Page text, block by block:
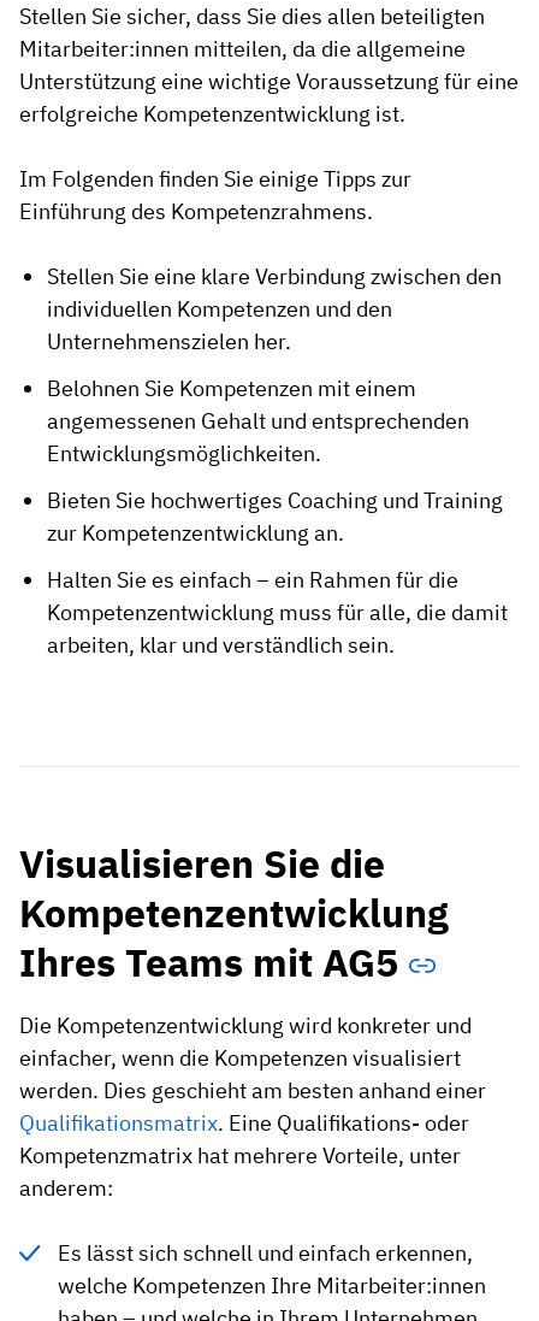
Stellen Sie sicher, dass Sie dies allen beteiligten
Mitarbeiter:innen mitteilen, da die allgemeine
Unterstützung eine wichtige Voraussetzung für eine
erfolgreiche Kompetenzentwicklung ist.
Im Folgenden finden Sie einige Tipps zur
Einführung des Kompetenzrahmens.
Stellen Sie eine klare Verbindung zwischen den
individuellen Kompetenzen und den
Unternehmenszielen her.
Belohnen Sie Kompetenzen mit einem
angemessenen Gehalt und entsprechenden
Entwicklungsmöglichkeiten.
Bieten Sie hochwertiges Coaching und Training
zur Kompetenzentwicklung an.
Halten Sie es einfach – ein Rahmen für die
Kompetenzentwicklung muss für alle, die damit
arbeiten, klar und verständlich sein.
Visualisieren Sie die
Kompetenzentwicklung
Ihres Teams mit AG5
Die Kompetenzentwicklung wird konkreter und
einfacher, wenn die Kompetenzen visualisiert
werden. Dies geschieht am besten anhand einer
Qualifikationsmatrix. Eine Qualifikations- oder
Kompetenzmatrix hat mehrere Vorteile, unter
anderem:
Es lässt sich schnell und einfach erkennen,
welche Kompetenzen Ihre Mitarbeiter:innen